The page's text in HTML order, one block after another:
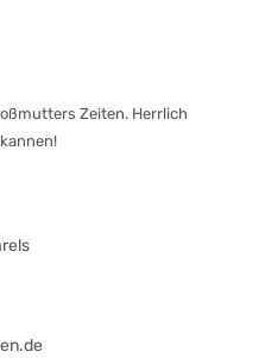
Zeiten. Herrlich